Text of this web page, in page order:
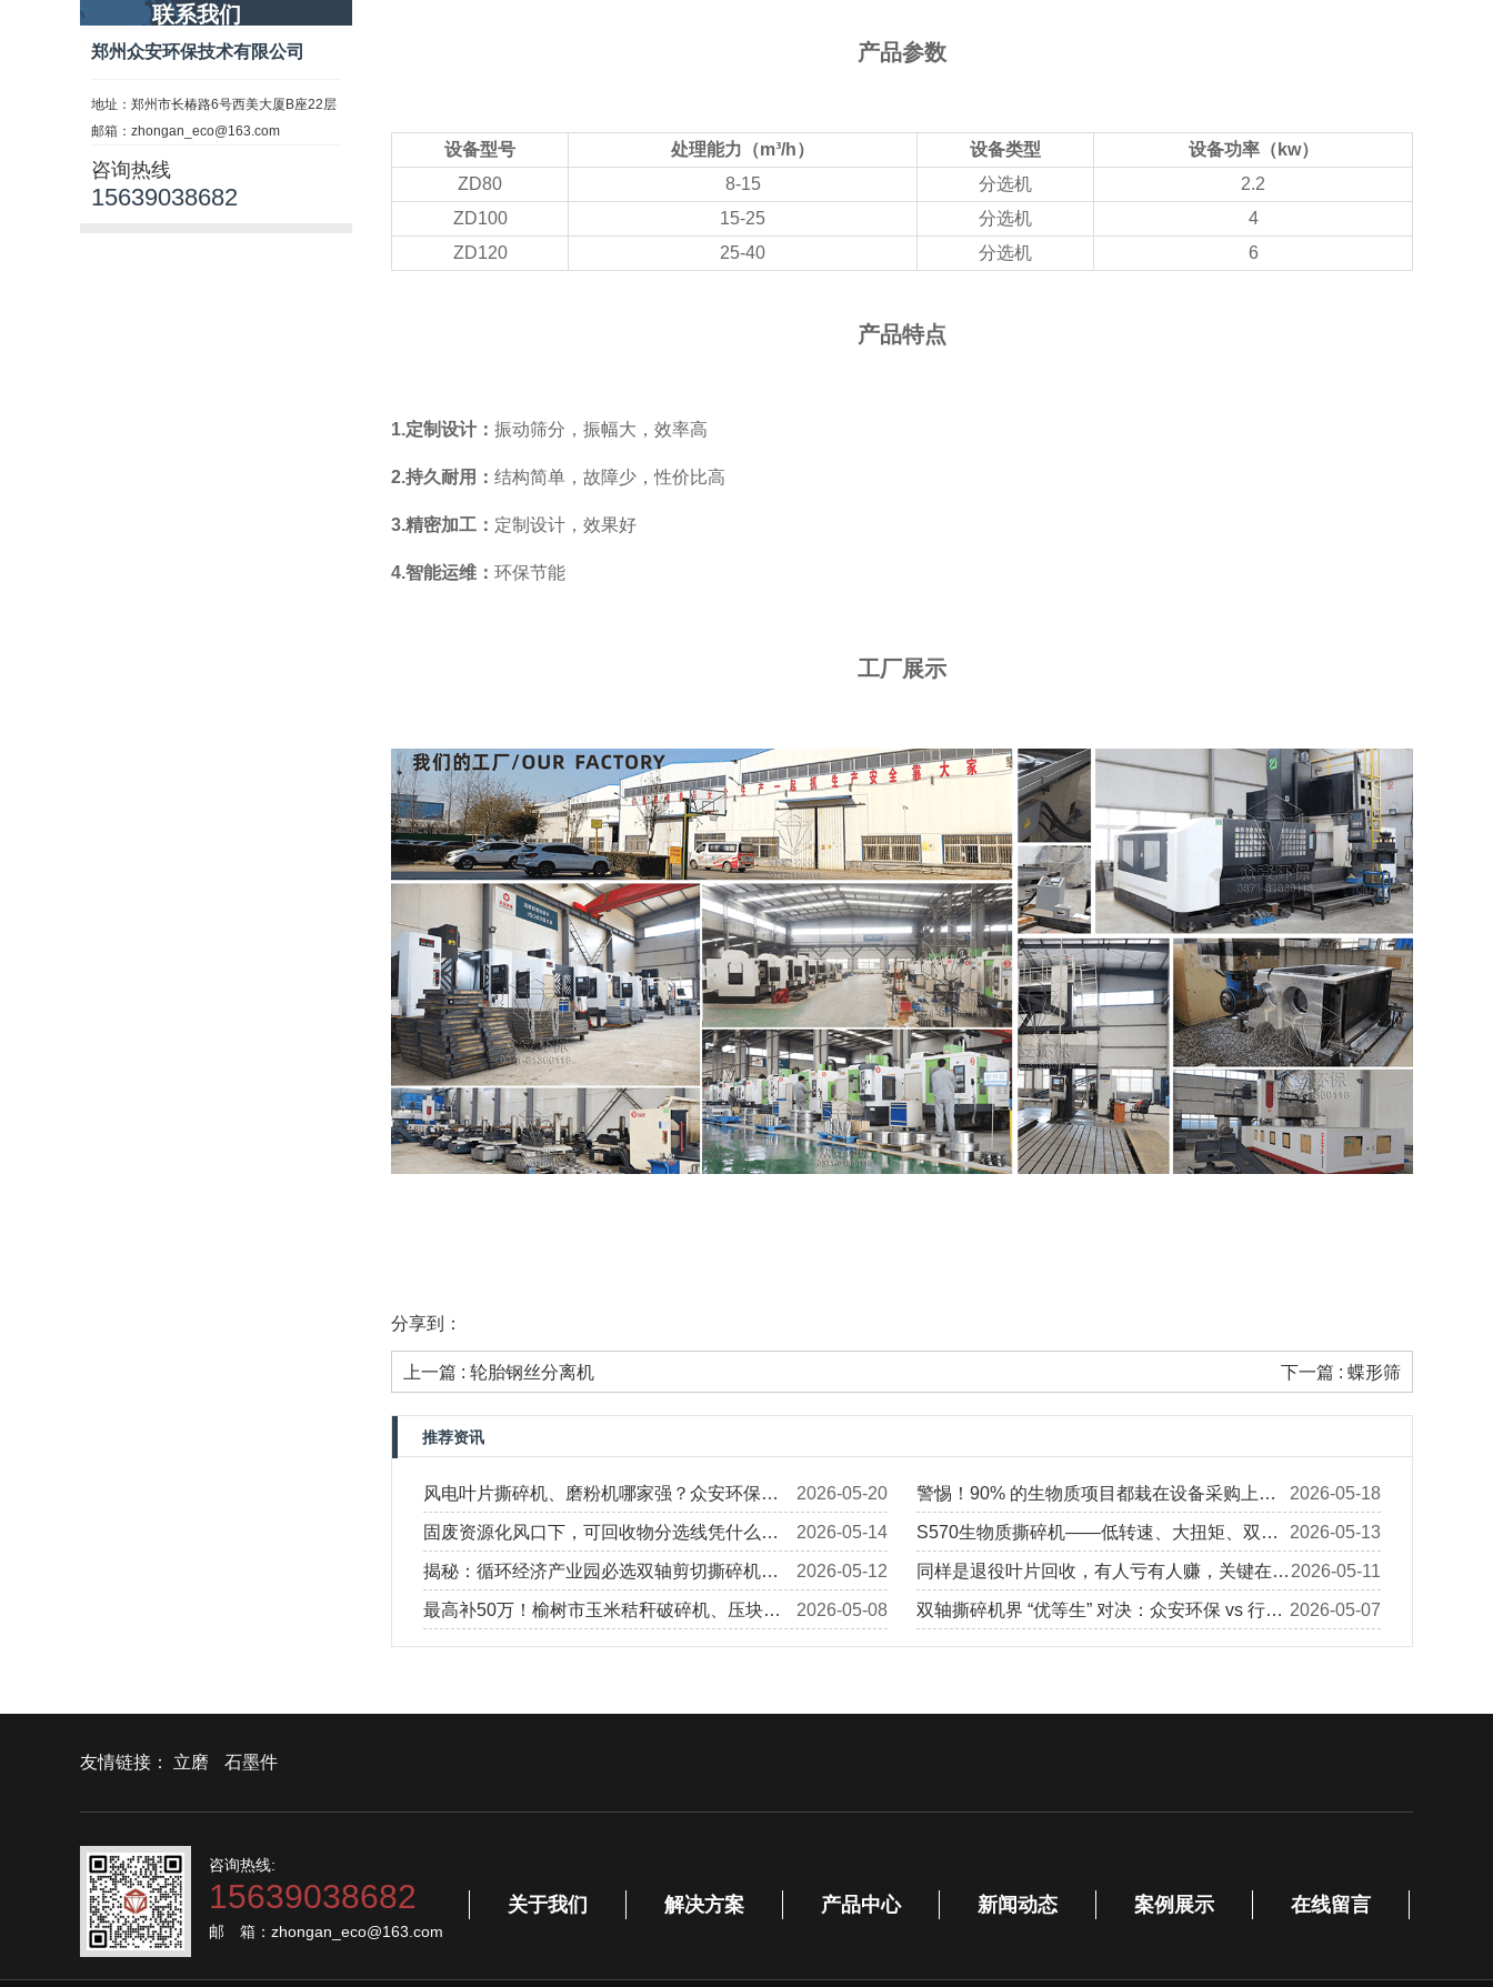
联系我们
郑州众安环保技术有限公司
地址：郑州市长椿路6号西美大厦B座22层
邮箱：zhongan_eco@163.com
咨询热线
15639038682
产品参数
设备型号 处理能力（m³/h） 设备类型
设备功率（kw）
ZD80
8-15 分选机
2.2
ZD100
15-25 分选机
4
ZD120
25-40 分选机 6
产品特点
1.定制设计： 振动筛分，振幅大，效率高
2.持久耐用： 结构简单，故障少，性价比高
3.精密加工： 定制设计，效果好
4.智能运维： 环保节能
工厂展示
分享到：
上一篇 : 轮胎钢丝分离机 下一篇 : 蝶形筛
推荐资讯
2026-05-20
风电叶片撕碎机、磨粉机哪家强？众安环保资
源化设备获实力项目认可，提供完整定制化解
2026-05-18
警惕！90% 的生物质项目都栽在设备采购上，
踩一个坑，每天少赚几万块
2026-05-14
固废资源化风口下，可回收物分选线凭什么成
为优质创业项目？
2026-05-13
S570生物质撕碎机——低转速、大扭矩、双驱
动，可稳定处理园林垃圾
2026-05-12
揭秘：循环经济产业园必选双轴剪切撕碎机的
真实原因
2026-05-11
同样是退役叶片回收，有人亏有人赚，关键在玻
纤怎么“留”
2026-05-08
最高补50万！榆树市玉米秸秆破碎机、压块机
享受30%奖补，生产线改造也能补
2026-05-07
双轴撕碎机界 “优等生” 对决：众安环保 vs 行业
平均，差距到底有多大？
友情链接： 立磨 石墨件
咨询热线:
15639038682
邮 箱：zhongan_eco@163.com
关于我们 解决方案 产品中心 新闻动态 案例展示 在线留言